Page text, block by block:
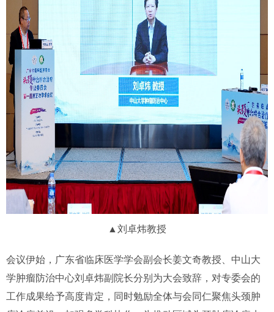
▲刘卓炜教授
会议伊始，广东省临床医学学会副会长姜文奇教授、中山大
学肿瘤防治中心刘卓炜副院长分别为大会致辞，对专委会的
工作成果给予高度肯定，同时勉励全体与会同仁聚焦头颈肿